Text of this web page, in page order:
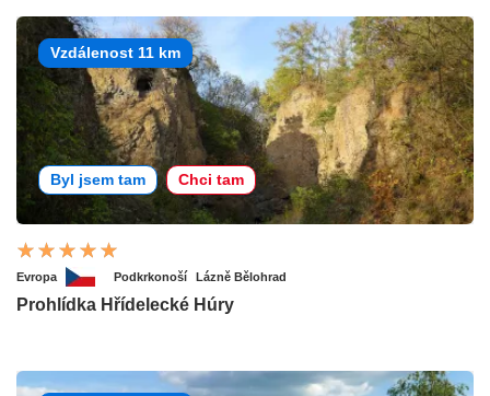
Vzdálenost 11 km
Byl jsem tam Chci tam
Evropa Podkrkonoší Lázně Bělohrad
Prohlídka Hřídelecké Húry